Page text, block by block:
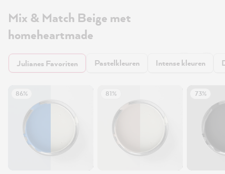
Mix & Match Beige met
homeheartmade
Julianes Favoriten Pastelkleuren Intense kleuren
86% 81% 73%